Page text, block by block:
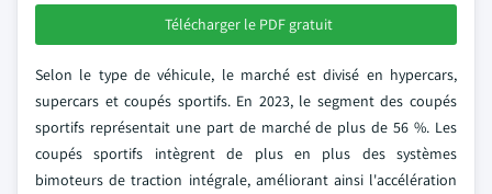
Télécharger le PDF gratuit
Selon le type de véhicule, le marché est divisé en hypercars,
supercars et coupés sportifs. En 2023, le segment des coupés
sportifs représentait une part de marché de plus de 56 %. Les
coupés sportifs intègrent de plus en plus des systèmes
bimoteurs de traction intégrale, améliorant ainsi l'accélération